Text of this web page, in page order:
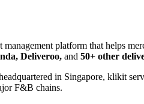
management platform that helps
Deliveroo, and 50+ other
in Singapore, klikit
F&B chains.